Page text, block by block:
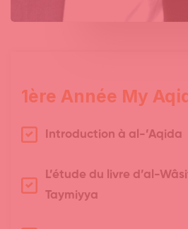
1ère Année My
Introduction à al-’Aqida
L’étude du livre d’al-
Taymiyya